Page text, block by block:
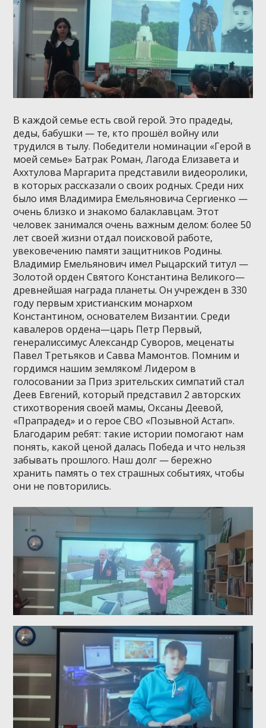
В каждой семье есть свой герой. Это прадеды,
деды, бабушки — те, кто прошёл войну или
трудился в тылу. Победители номинации «Герой в
моей семье» Батрак Роман, Лагода Елизавета и
Аххтулова Маргарита представили видеоролики,
в которых рассказали о своих родных. Среди них
было имя Владимира Емельяновича Сергиенко —
очень близко и знакомо балаклавцам. Этот
человек занимался очень важным делом: более 50
лет своей жизни отдал поисковой работе,
увековечению памяти защитников Родины.
Владимир Емельянович имел Рыцарский титул —
Золотой орден Святого Константина Великого—
древнейшая награда планеты. Он учрежден в 330
году первым христианским монархом
Константином, основателем Византии. Среди
кавалеров ордена—царь Петр Первый,
генералиссимус Александр Суворов, меценаты
Павел Третьяков и Савва Мамонтов. Помним и
гордимся нашим земляком! Лидером в
голосовании за Приз зрительских симпатий стал
Деев Евгений, который представил 2 авторских
стихотворения своей мамы, Оксаны Деевой,
«Прапрадед» и о герое СВО «Позывной Астап».
Благодарим ребят: такие истории помогают нам
понять, какой ценой далась Победа и что нельзя
забывать прошлого. Наш долг — бережно
хранить память о тех страшных событиях, чтобы
они не повторились.